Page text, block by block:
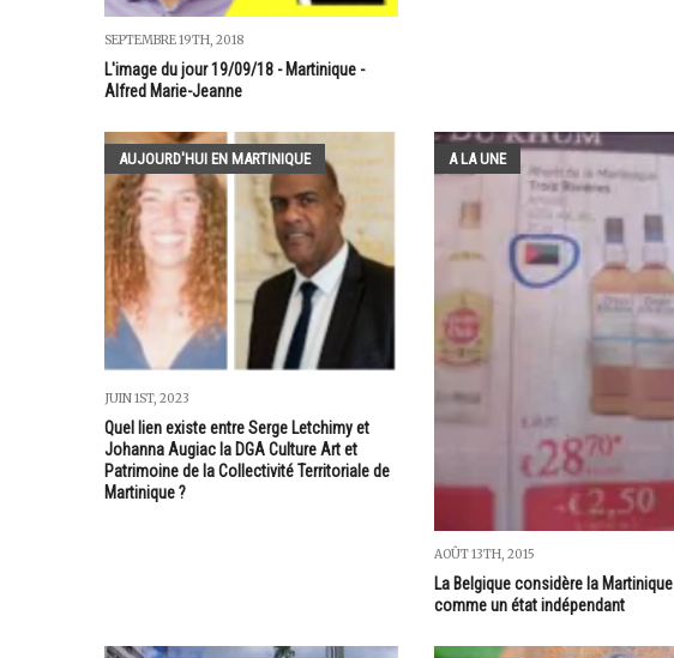
SEPTEMBRE 19TH, 2018
L'image du jour 19/09/18 - Martinique -
Alfred Marie-Jeanne
AUJOURD'HUI EN MARTINIQUE
JUIN 1ST, 2023
Quel lien existe entre Serge Letchimy et
Johanna Augiac la DGA Culture Art et
Patrimoine de la Collectivité Territoriale de
Martinique ?
A LA UNE
AOÛT 13TH, 2015
La Belgique considère la Martinique
comme un état indépendant